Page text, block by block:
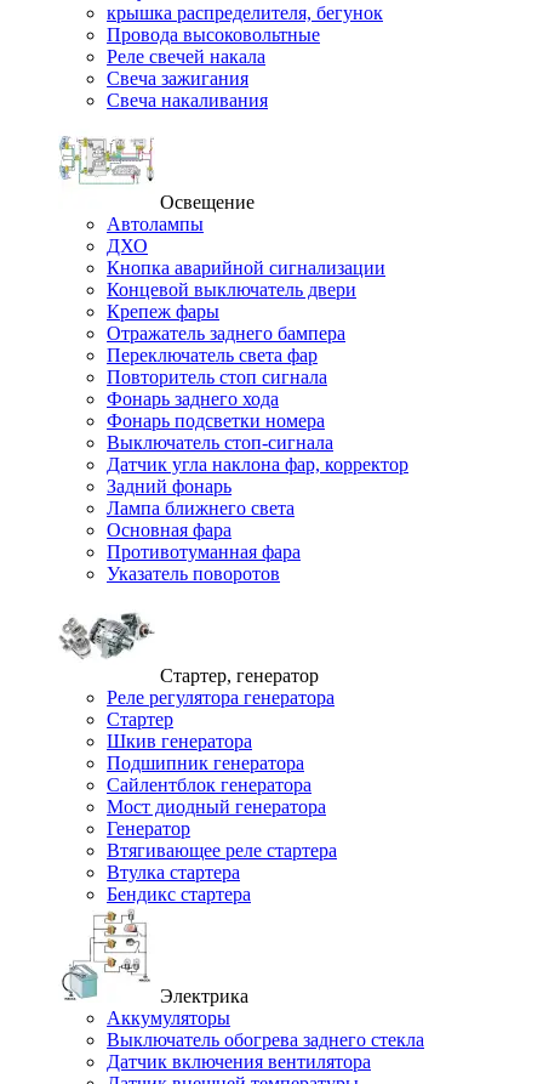
крышка распределителя, бегунок
Провода высоковольтные
Реле свечей накала
Свеча зажигания
Свеча накаливания
Освещение
Автолампы
ДХО
Кнопка аварийной сигнализации
Концевой выключатель двери
Крепеж фары
Отражатель заднего бампера
Переключатель света фар
Повторитель стоп сигнала
Фонарь заднего хода
Фонарь подсветки номера
Выключатель стоп-сигнала
Датчик угла наклона фар, корректор
Задний фонарь
Лампа ближнего света
Основная фара
Противотуманная фара
Указатель поворотов
Стартер, генератор
Реле регулятора генератора
Стартер
Шкив генератора
Подшипник генератора
Сайлентблок генератора
Мост диодный генератора
Генератор
Втягивающее реле стартера
Втулка стартера
Бендикс стартера
Электрика
Аккумуляторы
Выключатель обогрева заднего стекла
Датчик включения вентилятора